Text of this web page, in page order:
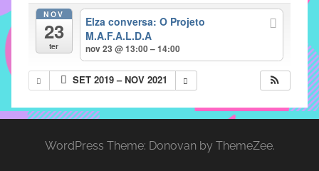
para
prevenção
NOV
23
ter
Elza conversa: O Projeto
M.A.F.A.L.D.A
nov 23 @ 13:00 – 14:00
SET 2019 – NOV 2021
WordPress Theme: Donovan by ThemeZee.